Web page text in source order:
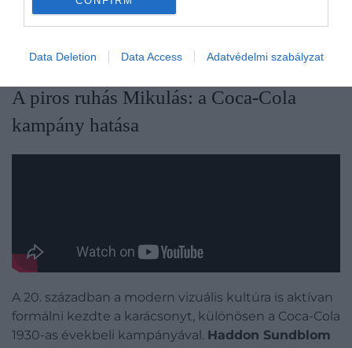
Data Deletion Data Access Adatvédelmi szabályzat
Ezt is olvasd el!
5 különleges karácsonyi sütemény, amit
egyszer az életben érdemes megkóstolni
A piros ruhás Mikulás: a Coca-Cola
kampány hatása
A 20. században a modern vizuális kultúra is aktívan
formálni kezdte a karácsonyt, különösen a Coca-Cola
1930-as évekbeli kampányával. Haddon Sundblom